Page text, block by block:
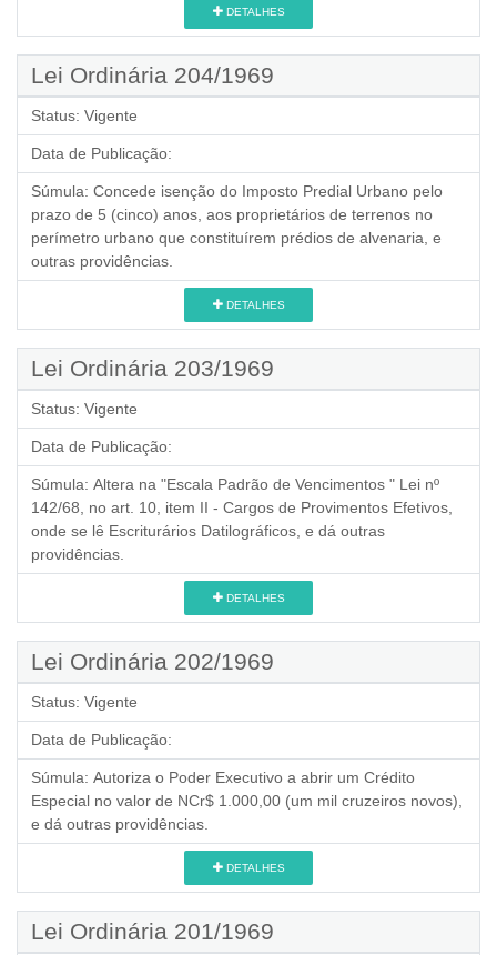
DETALHES
Lei Ordinária 204/1969
Status: Vigente
Data de Publicação:
Súmula: Concede isenção do Imposto Predial Urbano pelo
prazo de 5 (cinco) anos, aos proprietários de terrenos no
perímetro urbano que constituírem prédios de alvenaria, e
outras providências.
DETALHES
Lei Ordinária 203/1969
Status: Vigente
Data de Publicação:
Súmula: Altera na "Escala Padrão de Vencimentos " Lei nº
142/68, no art. 10, item II - Cargos de Provimentos Efetivos,
onde se lê Escriturários Datilográficos, e dá outras
providências.
DETALHES
Lei Ordinária 202/1969
Status: Vigente
Data de Publicação:
Súmula: Autoriza o Poder Executivo a abrir um Crédito
Especial no valor de NCr$ 1.000,00 (um mil cruzeiros novos),
e dá outras providências.
DETALHES
Lei Ordinária 201/1969